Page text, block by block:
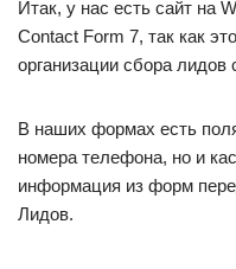
Итак, у нас есть сайт на
Contact Form 7, так как
организации сбора
В наших формах есть
номера телефона, но и
информация из форм
Лидов.